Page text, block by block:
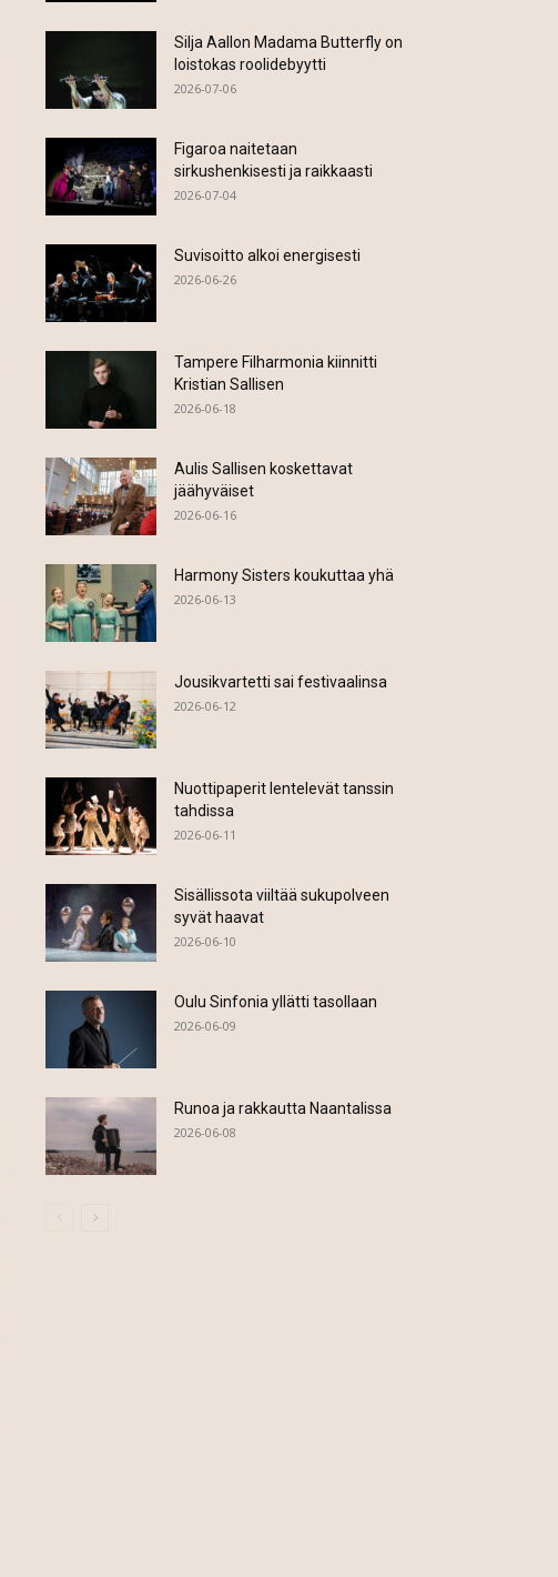
Silja Aallon Madama Butterfly on
loistokas roolidebyytti
2026-07-06
Figaroa naitetaan
sirkushenkisesti ja raikkaasti
2026-07-04
Suvisoitto alkoi energisesti
2026-06-26
Tampere Filharmonia kiinnitti
Kristian Sallisen
2026-06-18
Aulis Sallisen koskettavat
jäähyväiset
2026-06-16
Harmony Sisters koukuttaa yhä
2026-06-13
Jousikvartetti sai festivaalinsa
2026-06-12
Nuottipaperit lentelevät tanssin
tahdissa
2026-06-11
Sisällissota viiltää sukupolveen
syvät haavat
2026-06-10
Oulu Sinfonia yllätti tasollaan
2026-06-09
Runoa ja rakkautta Naantalissa
2026-06-08